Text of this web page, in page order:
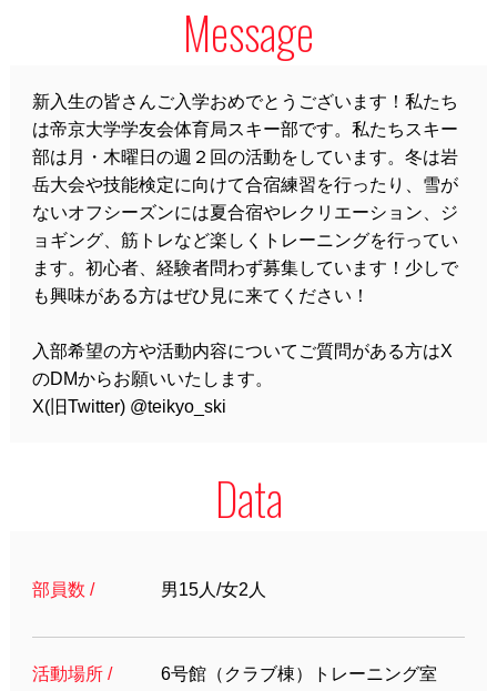
Message
新入生の皆さんご入学おめでとうございます！私たち
は帝京大学学友会体育局スキー部です。私たちスキー
部は月・木曜日の週２回の活動をしています。冬は岩
岳大会や技能検定に向けて合宿練習を行ったり、雪が
ないオフシーズンには夏合宿やレクリエーション、ジ
ョギング、筋トレなど楽しくトレーニングを行ってい
ます。初心者、経験者問わず募集しています！少しで
も興味がある方はぜひ見に来てください！
入部希望の方や活動内容についてご質問がある方はX
のDMからお願いいたします。
X(旧Twitter) @teikyo_ski
Data
部員数 / 男15人/女2人
活動場所 / 6号館（クラブ棟）トレーニング室